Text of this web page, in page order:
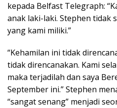
kepada Belfast Telegraph:
anak laki-laki. Stephen tidak
yang kami miliki.”
“Kehamilan ini tidak
tidak direncanakan. Kami
maka terjadilah dan saya
September ini.” Stephen
“sangat senang” menjadi